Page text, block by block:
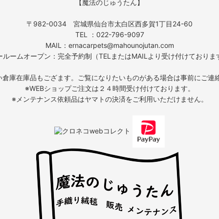
【魔法のじゅうたん】
〒982-0034 宮城県仙台市太白区西多賀1丁目24-60
TEL ：022-796-9097
MAIL：ernacarpets@mahounojutan.com
ルームオープン：完全予約制（TELまたはMAILより受け付けておりま
庫在庫品もござます。ご覧になりたいものがある場合は事前にご連
※WEBショップご注文は２４時間受け付けております。
※メンテナンス依頼品はヤマトの決済をご利用いただけません。